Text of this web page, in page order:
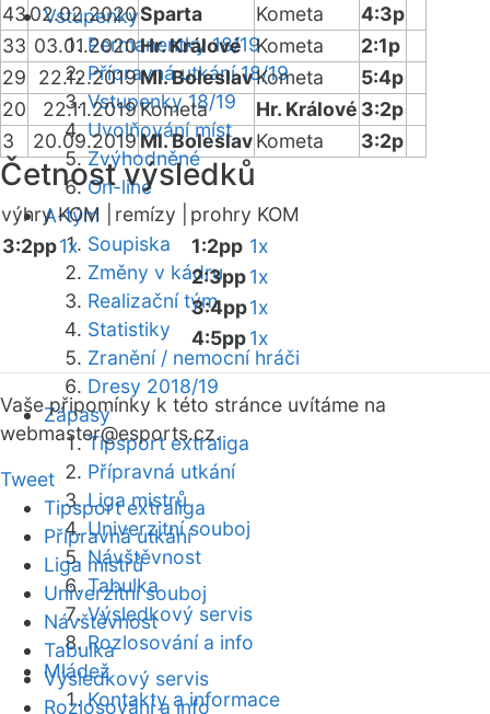
Vstupenky
Permanentky 18/19
Přípravná utkání 18/19
Vstupenky 18/19
Uvolňování míst
Zvýhodněné
On-line
A-tým
Soupiska
Změny v kádru
Realizační tým
Statistiky
Zranění / nemocní hráči
Dresy 2018/19
Zápasy
Tipsport extraliga
Přípravná utkání
Liga mistrů
Univerzitní souboj
Návštěvnost
Tabulka
Výsledkový servis
Rozlosování a info
Mládež
Kontakty a informace
4302.02.2020Sparta Kometa
4:3p
33 03.01.2020Hr. Králové Kometa
2:1p
29
22.12.2019Ml. BoleslavKometa
5:4p
20
22.11.2019Kometa Hr. Králové 3:2p
3
20.09.2019 Ml. BoleslavKometa 3:2p
Četnost výsledků
výhry KOM | remízy |
prohry KOM
3:2pp1x 1:2pp 1x
2:3pp1x
3:4pp1x
4:5pp1x
Vaše připomínky k této stránce uvítáme na
webmaster@esports.cz.
Tweet
Tipsport extraliga
Přípravná utkání
Liga mistrů
Univerzitní souboj
Návštěvnost
Tabulka
Výsledkový servis
Rozlosování a info